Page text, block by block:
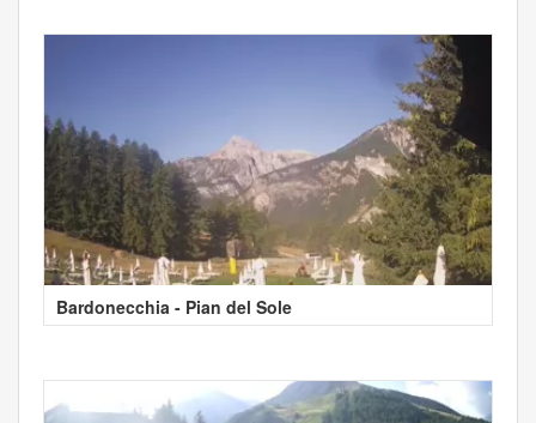
Bardonecchia - Pian del Sole